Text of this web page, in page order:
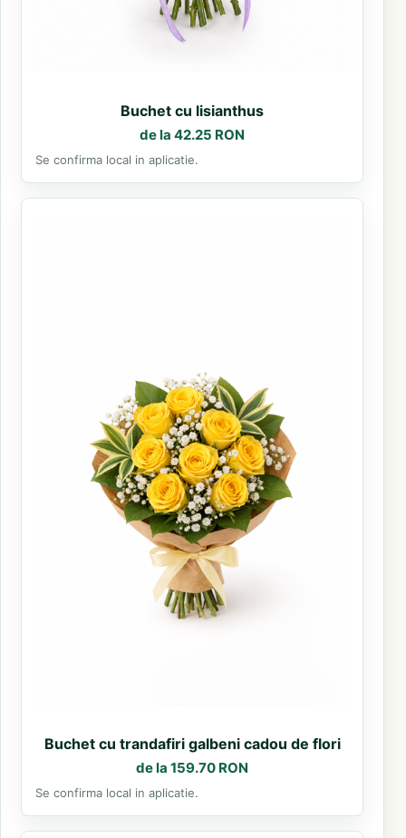
Buchet cu lisianthus
de la 42.25 RON
Se confirma local in aplicatie.
Buchet cu trandafiri galbeni cadou de flori
de la 159.70 RON
Se confirma local in aplicatie.